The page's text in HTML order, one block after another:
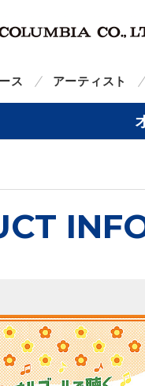
ス アーティスト